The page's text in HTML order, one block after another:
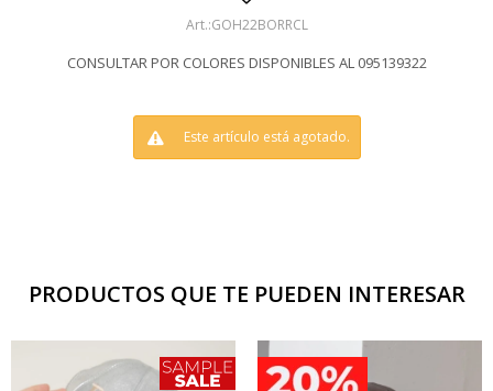
GOH22BORRCL
CONSULTAR POR COLORES DISPONIBLES AL 095139322
Este artículo está agotado.
PRODUCTOS QUE TE PUEDEN INTERESAR